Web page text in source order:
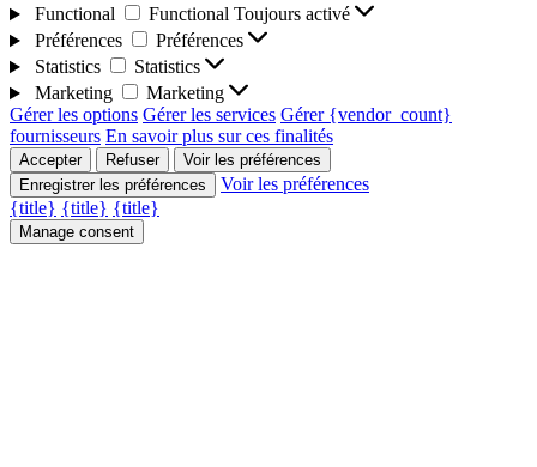
Functional
Functional Toujours activé
Préférences
Préférences
Statistics
Statistics
Marketing
Marketing
Gérer les options Gérer les services Gérer {vendor_count}
fournisseurs En savoir plus sur ces finalités
Accepter Refuser
Voir les préférences
Enregistrer les préférences
Voir les préférences
{title} {title} {title}
Manage consent